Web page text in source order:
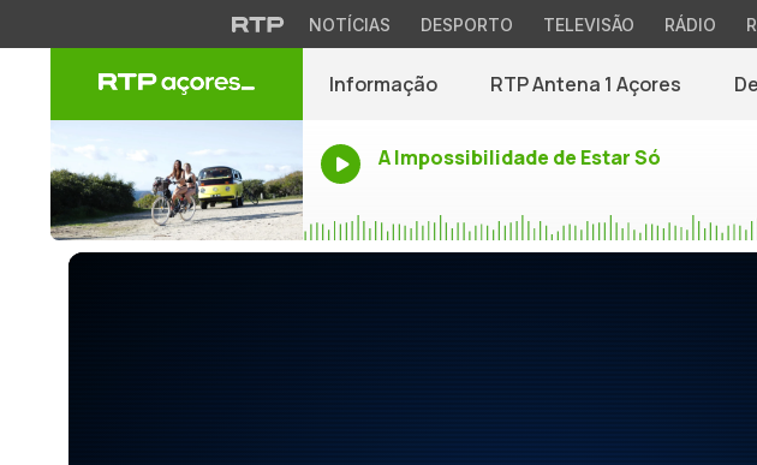
NOTÍCIAS DESPORTO TELEVISÃO RÁDIO
Informação RTP Antena 1 Açores
A Impossibilidade de Estar Só